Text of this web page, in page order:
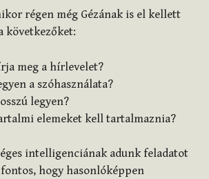
régen még Gézának is el kellett
következőket:
meg a hírlevelet?
a szóhasználata?
legyen?
elemeket kell tartalmaznia?
intelligenciának adunk feladatot
hogy hasonlóképpen